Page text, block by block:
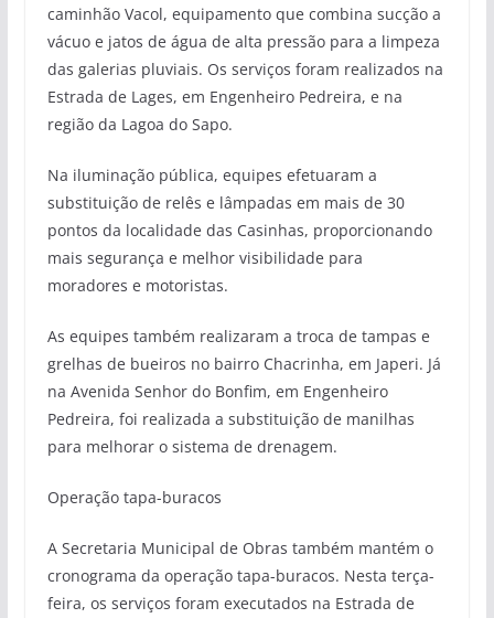
caminhão Vacol, equipamento que combina sucção a
vácuo e jatos de água de alta pressão para a limpeza
das galerias pluviais. Os serviços foram realizados na
Estrada de Lages, em Engenheiro Pedreira, e na
região da Lagoa do Sapo.
Na iluminação pública, equipes efetuaram a
substituição de relês e lâmpadas em mais de 30
pontos da localidade das Casinhas, proporcionando
mais segurança e melhor visibilidade para
moradores e motoristas.
As equipes também realizaram a troca de tampas e
grelhas de bueiros no bairro Chacrinha, em Japeri. Já
na Avenida Senhor do Bonfim, em Engenheiro
Pedreira, foi realizada a substituição de manilhas
para melhorar o sistema de drenagem.
Operação tapa-buracos
A Secretaria Municipal de Obras também mantém o
cronograma da operação tapa-buracos. Nesta terça-
feira, os serviços foram executados na Estrada de